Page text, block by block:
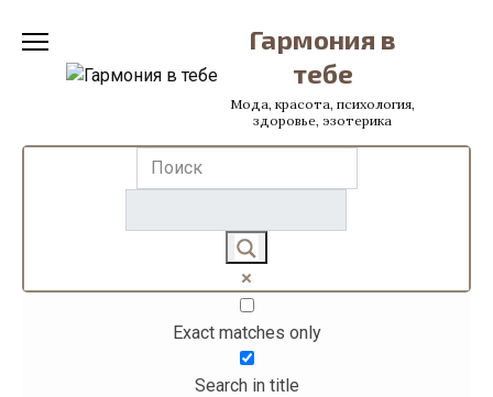
содержанию
Гармония в
тебе
Мода, красота, психология,
здоровье, эзотерика
Exact matches only
Search in title